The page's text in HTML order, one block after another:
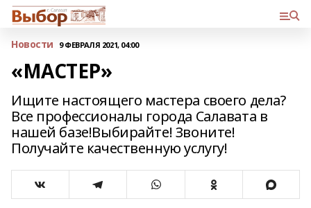
Новости 9 ФЕВРАЛЯ 2021, 04:00
«МАСТЕР»
Ищите настоящего мастера своего дела?
Все профессионалы города Салавата в
нашей базе!Выбирайте! Звоните!
Получайте качественную услугу!